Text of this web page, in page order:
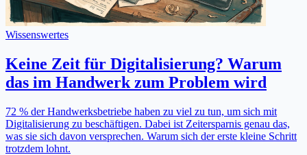
Wissenswertes
Keine Zeit für Digitalisierung? Warum
das im Handwerk zum Problem wird
72 % der Handwerksbetriebe haben zu viel zu tun, um sich mit
Digitalisierung zu beschäftigen. Dabei ist Zeitersparnis genau das,
was sie sich davon versprechen. Warum sich der erste kleine Schritt
trotzdem lohnt.